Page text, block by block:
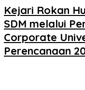
Kejari Rokan
SDM melalui
Corporate
Perencanaan